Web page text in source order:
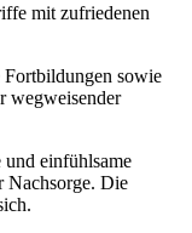
mit zufriedenen
Fortbildungen sowie
wegweisender
und einfühlsame
Nachsorge. Die